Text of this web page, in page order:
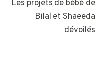
Les projets de bébé de
Bilal et Shaeeda
dévoilés